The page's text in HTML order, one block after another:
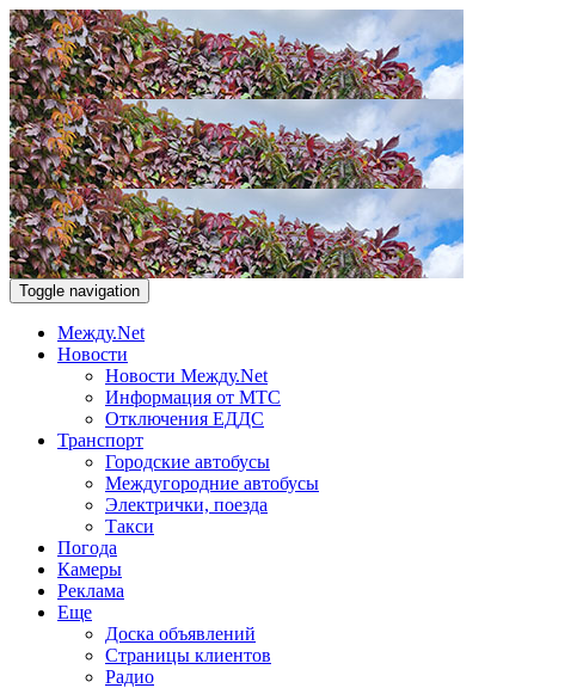
Toggle navigation
Между.Net
Новости
Новости Между.Net
Информация от МТС
Отключения ЕДДС
Транспорт
Городские автобусы
Междугородние автобусы
Электрички, поезда
Такси
Погода
Камеры
Реклама
Еще
Доска объявлений
Страницы клиентов
Радио